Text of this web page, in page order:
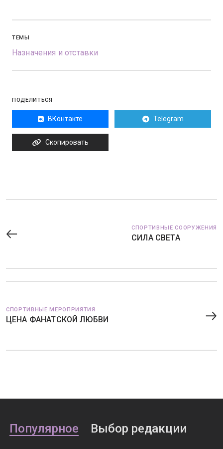
ТЕМЫ
Назначения и отставки
ПОДЕЛИТЬСЯ
ВКонтакте Telegram
Скопировать
СПОРТИВНЫЕ СООРУЖЕНИЯ
СИЛА СВЕТА
СПОРТИВНЫЕ МЕРОПРИЯТИЯ
ЦЕНА ФАНАТСКОЙ ЛЮБВИ
Популярное Выбор редакции